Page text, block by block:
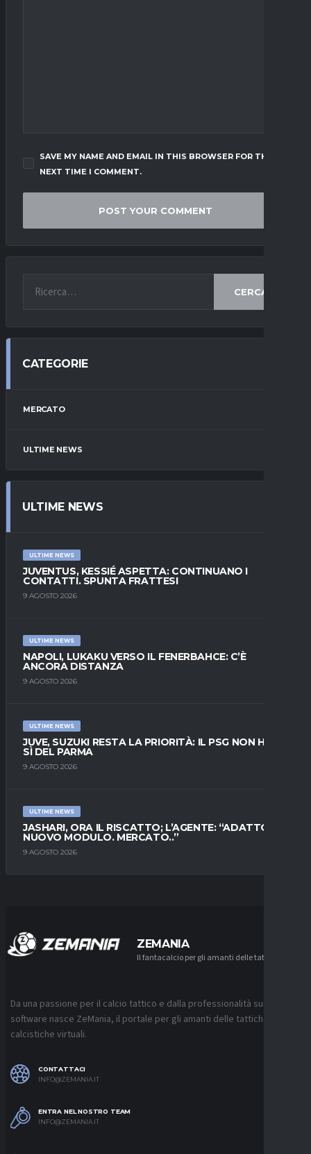
SAVE MY NAME AND EMAIL IN THIS BROWSER FOR THE
NEXT TIME I COMMENT.
CERCA
CATEGORIE
MERCATO
ULTIME NEWS
ULTIME NEWS
ULTIME NEWS
JUVENTUS, KESSIÉ ASPETTA: CONTINUANO I
CONTATTI. SPUNTA FRATTESI
9 AGOSTO 2026
ULTIME NEWS
NAPOLI, LUKAKU VERSO IL FENERBAHCE: C’È
ANCORA DISTANZA
9 AGOSTO 2026
ULTIME NEWS
JUVE, SUZUKI RESTA LA PRIORITÀ: IL PSG NON HA IL
SÌ DEL PARMA
9 AGOSTO 2026
ULTIME NEWS
JASHARI, ORA IL RISCATTO; L’AGENTE: “ADATTO AL
NUOVO MODULO. MERCATO..”
9 AGOSTO 2026
ZEMANIA
Il fantacalcio per gli amanti delle tattiche
Da una passione per il calcio tattico e dalla professionalità sui
software nasce ZeMania, il portale per gli amanti delle tattiche
calcistiche virtuali.
CONTATTACI
INFO@ZEMANIA.IT
ENTRA NEL NOSTRO TEAM
INFO@ZEMANIA.IT